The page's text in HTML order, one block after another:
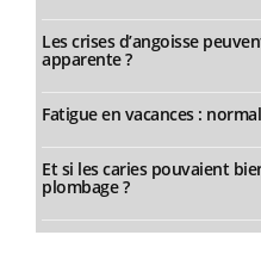
Les crises d’angoisse
apparente ?
Fatigue en vacances :
Et si les caries pouvaient
plombage ?